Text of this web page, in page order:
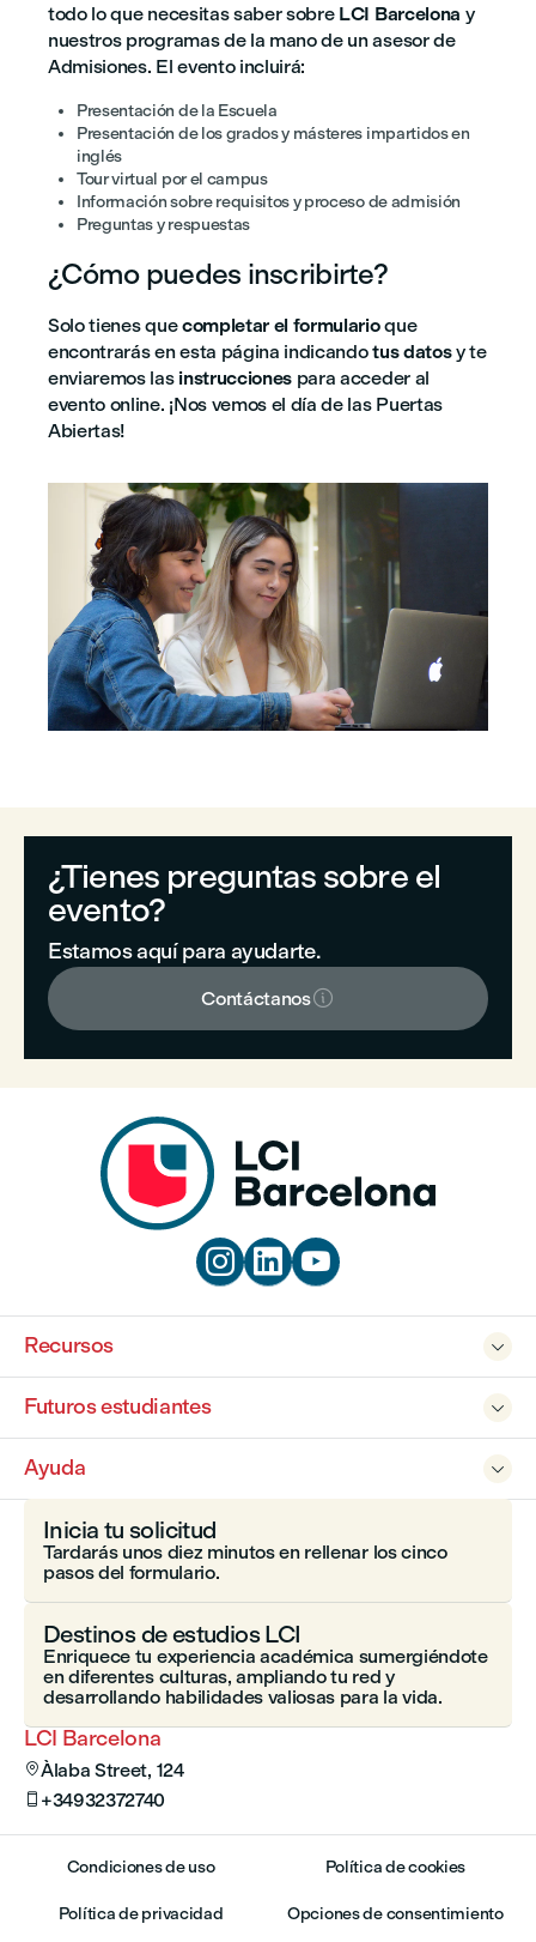
todo lo que necesitas saber sobre LCI Barcelona y
nuestros programas de la mano de un asesor de
Admisiones. El evento incluirá:
Presentación de la Escuela
Presentación de los grados y másteres impartidos en
inglés
Tour virtual por el campus
Información sobre requisitos y proceso de admisión
Preguntas y respuestas
¿Cómo puedes inscribirte?
Solo tienes quecompletar el formularioque
encontrarás en esta página indicandotus datosy te
enviaremos las instrucciones para acceder al
evento online. ¡Nos vemos el día de las Puertas
Abiertas!
¿Tienes preguntas sobre el
evento?
Estamos aquí para ayudarte.
Contáctanos
  

Recursos

Futuros estudiantes

Ayuda
LCI Barcelona
Àlaba Street, 124
 +34932372740
Inicia tu solicitud
Tardarás unos diez minutos en rellenar los cinco
pasos del formulario.
Destinos de estudios LCI
Enriquece tu experiencia académica sumergiéndote
en diferentes culturas, ampliando tu red y
desarrollando habilidades valiosas para la vida.
Condiciones de uso Política de cookies
Política de privacidad Opciones de consentimiento